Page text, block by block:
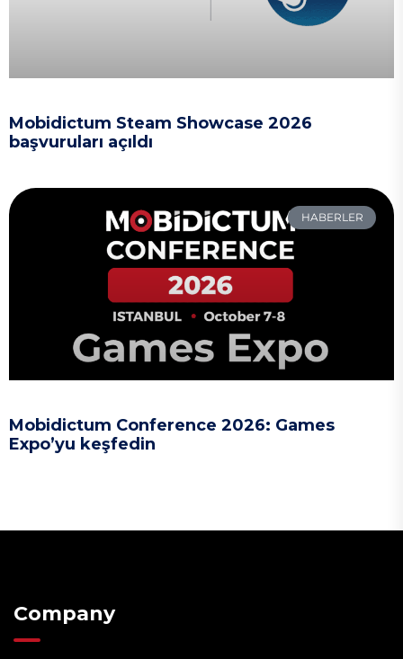
Mobidictum Steam Showcase 2026
başvuruları açıldı
HABERLER
Mobidictum Conference 2026: Games
Expo’yu keşfedin
Company